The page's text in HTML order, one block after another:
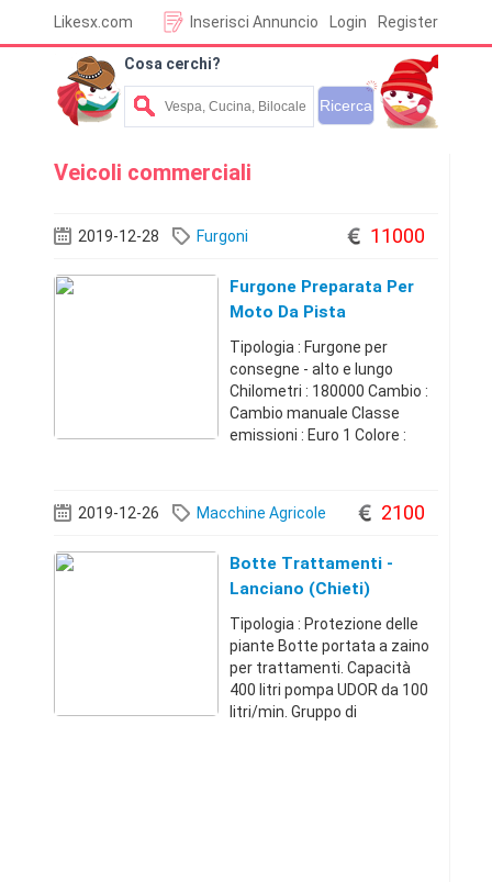
Likesx.com Login Register
Inserisci Annuncio
Cosa cerchi?
Veicoli commerciali
2019-12-28 Furgoni 11000
Furgone Preparata Per
Moto Da Pista
Tipologia : Furgone per
consegne - alto e lungo
Chilometri : 180000 Cambio :
Cambio manuale Classe
emissioni : Euro 1 Colore :
immatricolazione : Ottobre
2001 Modificato per il
2019-12-26 Macchine Agricole 2100
Botte Trattamenti -
Lanciano (Chieti)
Tipologia : Protezione delle
piante Botte portata a zaino
per trattamenti. Capacità
400 litri pompa UDOR da 100
litri/min. Gruppo di